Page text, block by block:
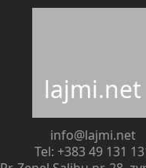
lajmi.net
info@lajmi.net
Tel: +383 49 131